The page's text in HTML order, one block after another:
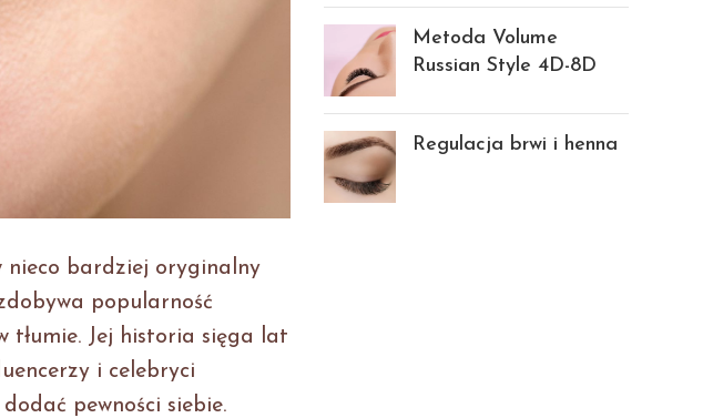
nieco bardziej oryginalny
popularność
tłumie. Jej historia sięga lat
i celebryci
pewności siebie.
Metoda Volume
Russian Style 4D-8D
Regulacja brwi i henna